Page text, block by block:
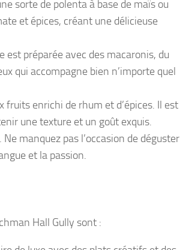
sorte de polenta à base de maïs ou
et épices, créant une délicieuse
est préparée avec des macaronis, du
qui accompagne bien n’importe quel
fruits enrichi de rhum et d’épices. Il est
une texture et un goût exquis.
manquez pas l’occasion de déguster
et la passion.
Hall Gully sont :